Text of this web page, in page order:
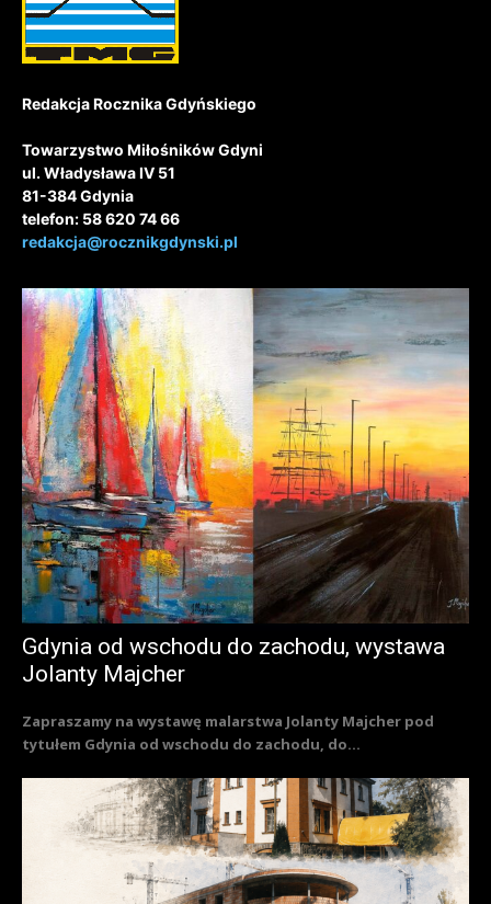
Redakcja Rocznika Gdyńskiego
Towarzystwo Miłośników Gdyni
ul. Władysława IV 51
81-384 Gdynia
telefon: 58 620 74 66
redakcja@rocznikgdynski.pl
Gdynia od wschodu do zachodu, wystawa
Jolanty Majcher
Zapraszamy na wystawę malarstwa Jolanty Majcher pod
tytułem Gdynia od wschodu do zachodu, do...